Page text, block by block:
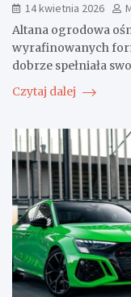
14 kwietnia 2026
Altana ogrodowa
wyrafinowanych
dobrze spełniała
Czytaj dalej